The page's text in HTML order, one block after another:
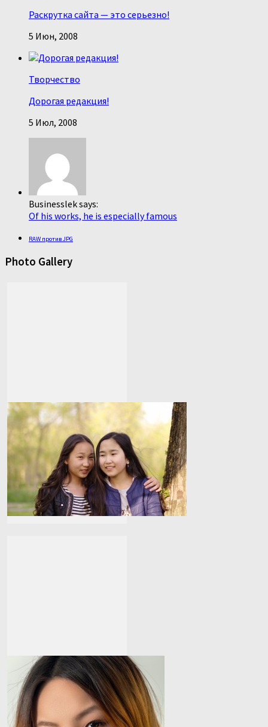
Раскрутка сайта — это серьезно!
5 Июн, 2008
Творчество
Дорогая редакция!
5 Июл, 2008
Businesslek says:
Of his works, he is especially famous
RAW против JPG
Photo Gallery